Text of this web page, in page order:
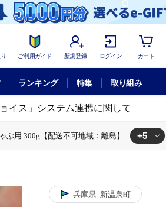
ご利用ガイド 新規登録 ログイン カート
ランキング 特集 取り組み
イス」システム連携に関して
用 300g【配送不可地域：離島】 +5
【配送不可地域：離島】
兵庫県 新温泉町